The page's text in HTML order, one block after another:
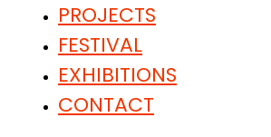
PROJECTS
FESTIVAL
EXHIBITIONS
CONTACT